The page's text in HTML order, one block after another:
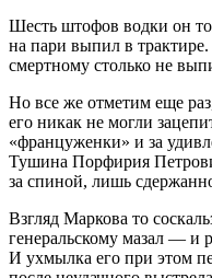
Шесть штофов водки он
на пари выпил в
смертному столько не
Но все же отметим еще
его никак не могли
«француженки» и за
Тушина Порфирия
за спиной, лишь
Взгляд Маркова то
генеральскому мазал —
И ухмылка его при этом